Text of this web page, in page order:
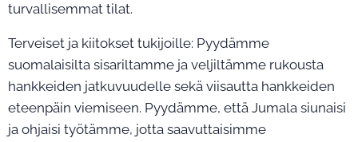
turvallisemmat tilat.
Terveiset ja kiitokset tukijoille: Pyydämme
suomalaisilta sisariltamme ja veljiltämme rukousta
hankkeiden jatkuvuudelle sekä viisautta hankkeiden
eteenpäin viemiseen. Pyydämme, että Jumala siunaisi
ja ohjaisi työtämme, jotta saavuttaisimme